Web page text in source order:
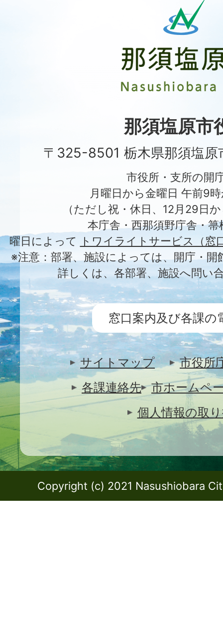
原
市
City
那須塩原市
〒325-8501 栃木県那須塩原
市役所・支所の開
月曜日から金曜日 午前9
（ただし祝・休日、12月29日
本庁舎・西那須野庁舎・
曜日によって
トワイライトサービス（窓
※注意：部署、施設によっては、開庁・
詳しくは、各部署、施設へ問い
窓口案内及び各課の
サイトマップ
市役所
各課連絡先
市ホームペ
個人情報の取
Copyright (c) 2021 Nasushiobara